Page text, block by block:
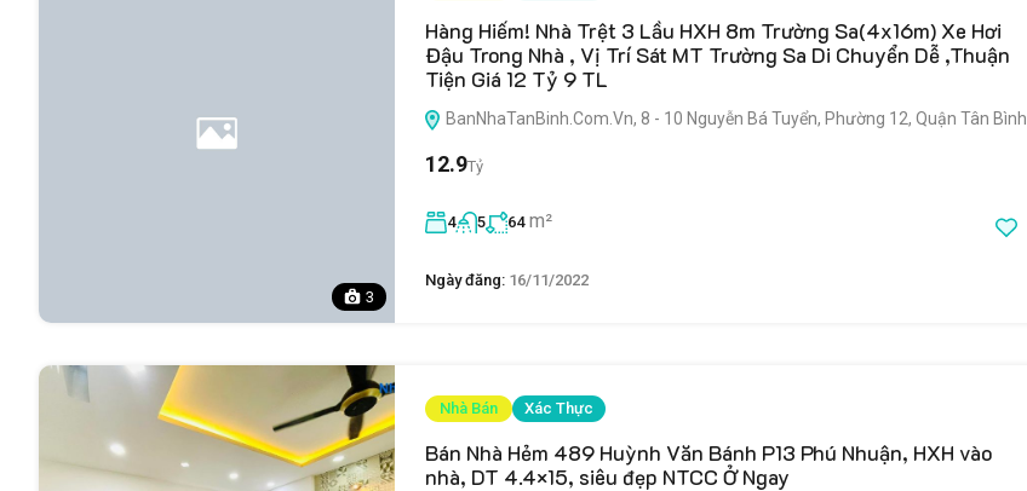
3
Hàng Hiếm! Nhà Trệt 3 Lầu HXH 8m Trường Sa(4x16m) Xe Hơi
Đậu Trong Nhà , Vị Trí Sát MT Trường Sa Di Chuyển Dễ ,Thuận
Tiện Giá 12 Tỷ 9 TL
BanNhaTanBinh.Com.Vn, 8 - 10 Nguyễn Bá Tuyển, Phường 12, Quận Tân Bình
12.9Tỷ
4 5 64 m²
Ngày đăng: 16/11/2022
Nhà Bán Xác Thực
Bán Nhà Hẻm 489 Huỳnh Văn Bánh P13 Phú Nhuận, HXH vào
nhà, DT 4.4×15, siêu đẹp NTCC Ở Ngay